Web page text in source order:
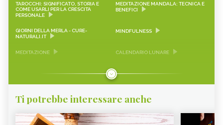
TAROCCHI: SIGNIFICATO, STORIA E
COME USARLI PER LA CRESCITA
PERSONALE
MEDITAZIONE MANDALA: TECNICA E
BENEFICI
GIORNI DELLA MERLA - CURE-
NATURALI.IT
MINDFULNESS
MEDITAZIONE CALENDARIO LUNARE
MEDITAZIONE AUROBINDIANA KUMBH MELA, COS'È
TRIMURTI, COS'È SATSANG, COS'È
COS'È LA NUMEROLOGIA
MEDITAZIONE TAOISTA: TECNICA E
Ti potrebbe interessare anche